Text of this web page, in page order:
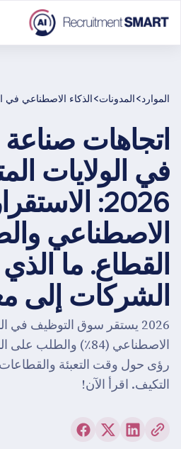
الموارد>المدونات>الذكاء الاصطناعي في
اتجاهات صناعة
في الولايات
2026:
الاصطناعي
القطاع. ما الذي
الشركات إلى
2026 يستقر سوق التوظيف في
الاصطناعي (84٪) والطلب
رؤى حول وقت التعبئة
التكيف. اقرأ الآن!